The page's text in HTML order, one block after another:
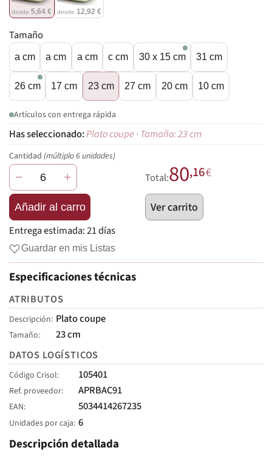
desde5,64 € desde 12,92 €
Tamaño
a cm a cm a cm c cm 30 x 15 cm 31 cm
26 cm 17 cm 23 cm 27 cm 20 cm 10 cm
Artículos con entrega rápida
Plato coupe · Tamaño: 23 cm
Cantidad (múltiplo 6 unidades)
− +
Añadir al carro
Total:80,16€
Ver carrito
Entrega estimada:21 días
Guardar en mis Listas
Especificaciones técnicas
ATRIBUTOS
Descripción Plato coupe
Tamaño
23 cm
DATOS LOGÍSTICOS
Código Crisol 105401
Ref. proveedor APRBAC91
EAN 5034414267235
Unidades por caja 6
Descripción detallada